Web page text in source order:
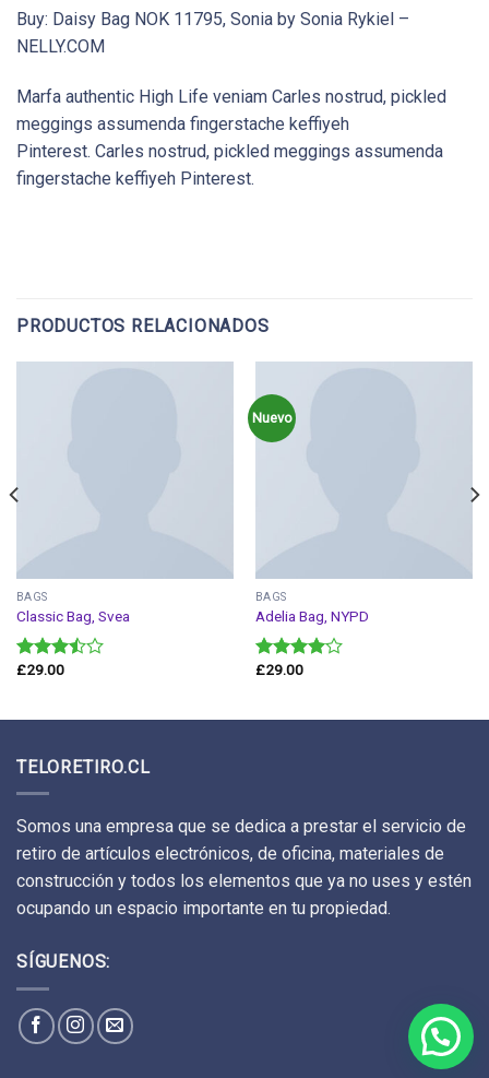
Buy: Daisy Bag NOK 11795, Sonia by Sonia Rykiel –
NELLY.COM
Marfa authentic High Life veniam Carles nostrud, pickled
meggings assumenda fingerstache keffiyeh
Pinterest. Carles nostrud, pickled meggings assumenda
fingerstache keffiyeh Pinterest.
PRODUCTOS RELACIONADOS
BAGS
Classic Bag, Svea
Valorado
£29.00
Nuevo
BAGS
Adelia Bag, NYPD
Valorado
£29.00
TELORETIRO.CL
Somos una empresa que se dedica a prestar el servicio de
retiro de artículos electrónicos, de oficina, materiales de
construcción y todos los elementos que ya no uses y estén
ocupando un espacio importante en tu propiedad.
SÍGUENOS: